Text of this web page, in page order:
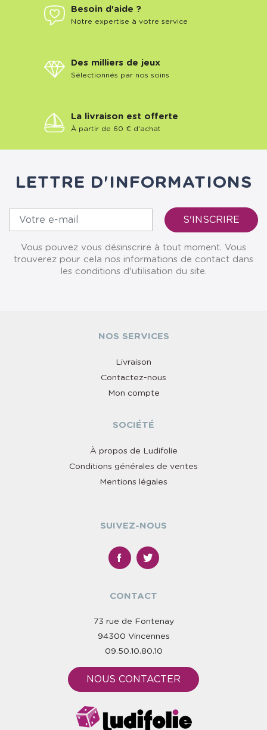
Besoin d'aide ?
Notre expertise à votre service
Des milliers de jeux
Sélectionnés par nos soins
La livraison est offerte
À partir de 60 € d'achat
LETTRE D'INFORMATIONS
Vous pouvez vous désinscrire à tout moment. Vous
trouverez pour cela nos informations de contact dans
les conditions d'utilisation du site.
NOS SERVICES
Livraison
Contactez-nous
Mon compte
SOCIÉTÉ
À propos de Ludifolie
Conditions générales de ventes
Mentions légales
SUIVEZ-NOUS
CONTACT
73 rue de Fontenay
94300 Vincennes
09.50.10.80.10
NOUS CONTACTER